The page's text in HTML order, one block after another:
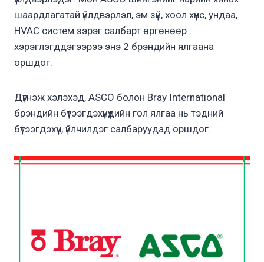
шаардлагатай үйлдвэрлэл, эм зүй, хоол хүнс, ундаа,
HVAC систем зэрэг салбарт өргөнөөр
хэрэглэгддэгээрээ энэ 2 брэндийн ялгаана
оршдог.
Дүгнэж хэлэхэд, ASCO болон Bray International
брэндийн бүтээгдэхүүнүүдийн гол ялгаа нь тэдний
бүтээгдэхүүн, үйлчилдэг салбаруудад оршдог.